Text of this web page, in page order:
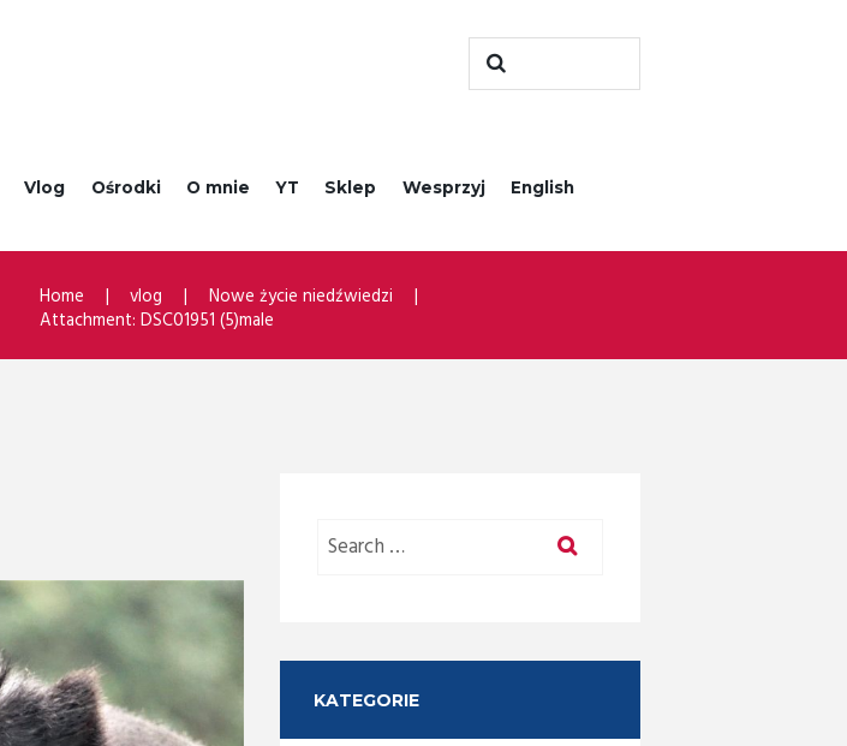
Vlog Ośrodki O mnie YT Sklep Wesprzyj English
Home vlog
Nowe życie niedźwiedzi
Attachment: DSC01951 (5)male
KATEGORIE